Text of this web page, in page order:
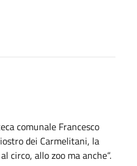
comunale Francesco
dei Carmelitani, la
circo, allo zoo ma anche“.